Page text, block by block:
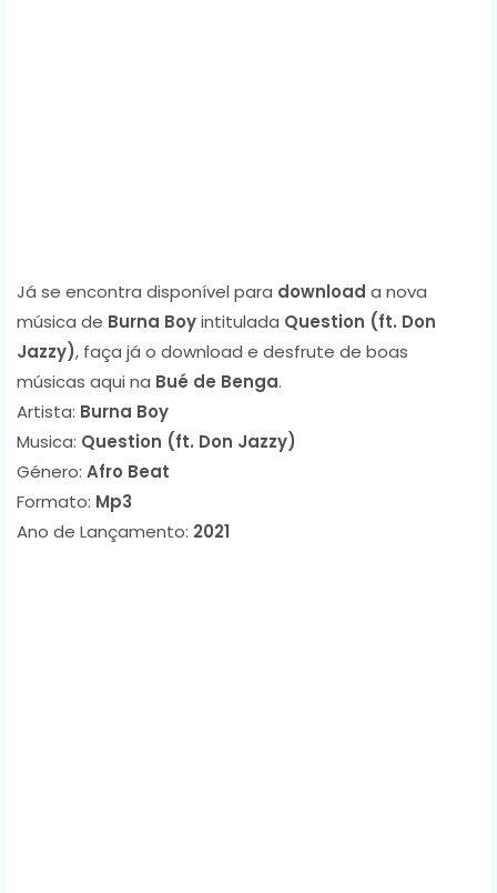
Já se encontra disponível para download a nova
música de Burna Boyintitulada Question (ft. Don
Jazzy), faça já o download e desfrute de boas
músicas aqui na Bué de Benga.
Artista: Burna Boy
Musica: Question (ft. Don Jazzy)
Género: Afro Beat
Formato: Mp3
Ano de Lançamento: 2021